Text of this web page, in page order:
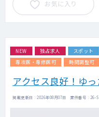
お気に入り
NEW 独占求人 スポット
専攻医・専修医可
時間調整可
アクセス良好！ゆっ
掲載更新日 : 2026年08月07日 案件番号 : 26-